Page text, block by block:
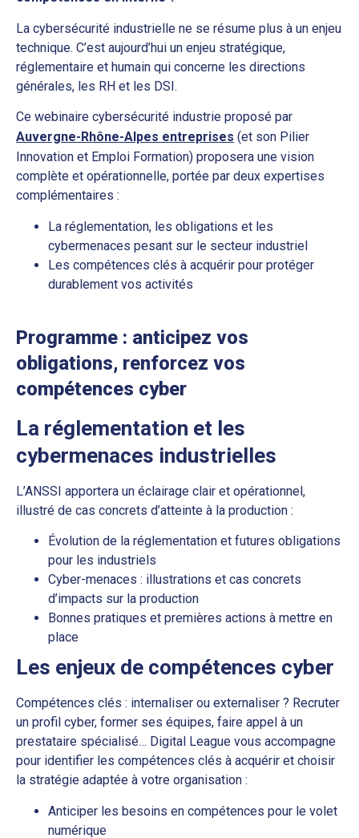
La cybersécurité industrielle ne se résume plus à un enjeu
technique. C’est aujourd’hui un enjeu stratégique,
réglementaire et humain qui concerne les directions
générales, les RH et les DSI.
Ce webinaire cybersécurité industrie proposé par
Auvergne-Rhône-Alpes entreprises (et son Pilier
Innovation et Emploi Formation) proposera une vision
complète et opérationnelle, portée par deux expertises
complémentaires :
La réglementation, les obligations et les
cybermenaces pesant sur le secteur industriel
Les compétences clés à acquérir pour protéger
durablement vos activités
Programme : anticipez vos
obligations, renforcez vos
compétences cyber
La réglementation et les
cybermenaces industrielles
L’ANSSI apportera un éclairage clair et opérationnel,
illustré de cas concrets d’atteinte à la production :
Évolution de la réglementation et futures obligations
pour les industriels
Cyber-menaces : illustrations et cas concrets
d’impacts sur la production
Bonnes pratiques et premières actions à mettre en
place
Les enjeux de compétences cyber
Compétences clés : internaliser ou externaliser ? Recruter
un profil cyber, former ses équipes, faire appel à un
prestataire spécialisé… Digital League vous accompagne
pour identifier les compétences clés à acquérir et choisir
la stratégie adaptée à votre organisation :
Anticiper les besoins en compétences pour le volet
numérique